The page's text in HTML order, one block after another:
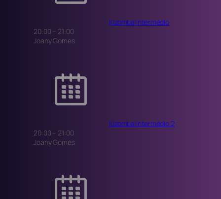
Kizomba Intermédio
20:00– 21:00
Joany Gomes
Kizomba Intermédio 2
20:00– 21:00
Joany Gomes